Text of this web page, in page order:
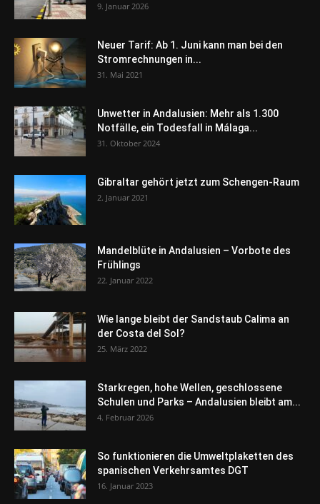
9. Januar 2026
Neuer Tarif: Ab 1. Juni kann man bei den
Stromrechnungen in...
31. Mai 2021
Unwetter in Andalusien: Mehr als 1.300
Notfälle, ein Todesfall in Málaga...
31. Oktober 2024
Gibraltar gehört jetzt zum Schengen-Raum
2. Januar 2021
Mandelblüte in Andalusien – Vorbote des
Frühlings
22. Januar 2022
Wie lange bleibt der Sandstaub Calima an
der Costa del Sol?
25. März 2022
Starkregen, hohe Wellen, geschlossene
Schulen und Parks – Andalusien bleibt am...
4. Februar 2026
So funktionieren die Umweltplaketten des
spanischen Verkehrsamtes DGT
16. Januar 2023